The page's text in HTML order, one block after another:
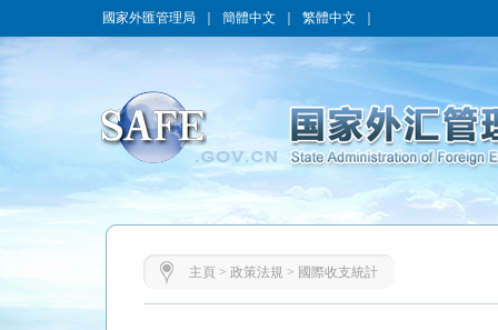
國家外匯管理局 簡體中文 繁體中文
主頁 > 政策法規 > 國際收支統計